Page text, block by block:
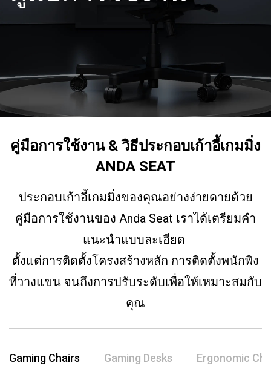
คู่มือการใช้งาน & วิธีประกอบเก้าอี้เกมมิ่ง
ANDA SEAT
ประกอบเก้าอี้เกมมิ่งของคุณอย่างง่ายดายด้วย
คู่มือการใช้งานของ Anda Seat เราได้เตรียมคำ
แนะนำแบบละเอียด
ตั้งแต่การติดตั้งโครงสร้างหลัก การติดตั้งพนักพิง
ที่วางแขน จนถึงการปรับระดับเพื่อให้เหมาะสมกับ
คุณ
Gaming Chairs Gaming Desks Ergonomic